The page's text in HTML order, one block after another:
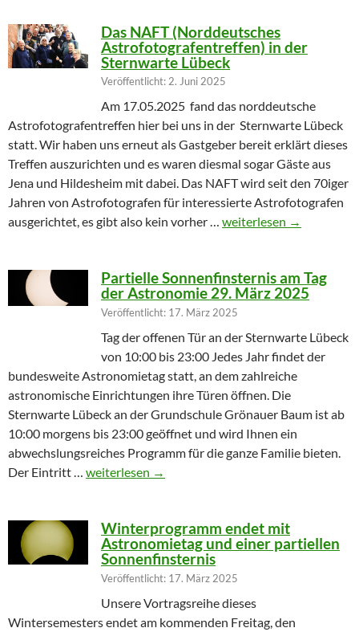
Das NAFT (Norddeutsches
Astrofotografentreffen) in der
Sternwarte Lübeck
Veröffentlicht: 2. Juni 2025
Am 17.05.2025 fand das norddeutsche
Astrofotografentreffen hier bei uns in der Sternwarte Lübeck
statt. Wir haben uns erneut als Gastgeber bereit erklärt dieses
Treffen auszurichten und es waren diesmal sogar Gäste aus
Jena und Hildesheim mit dabei. Das NAFT wird seit den 70iger
Jahren von Astrofotografen für interessierte Astrofotografen
ausgerichtet, es gibt also kein vorher … Das NAFT
weiterlesen →
Partielle Sonnenfinsternis am Tag
der Astronomie 29. März 2025
Veröffentlicht: 17. März 2025
Tag der offenen Tür an der Sternwarte Lübeck
von 10:00 bis 23:00 Jedes Jahr findet der
bundesweite Astronomietag statt, an dem zahlreiche
astronomische Einrichtungen ihre Türen öffnen. Die
Sternwarte Lübeck an der Grundschule Grönauer Baum ist ab
10:00 morgens bis 23:00 geöffnet und wird Ihnen ein
abwechslungsreiches Programm für die ganze Familie bieten.
Der Eintritt … Partielle Sonnenfinsternis am Tag der
weiterlesen →
Winterprogramm endet mit
Astronomietag und einer partiellen
Sonnenfinsternis
Veröffentlicht: 17. März 2025
Unsere Vortragsreihe dieses
Wintersemesters endet am kommenden Freitag, den